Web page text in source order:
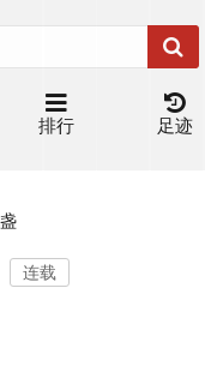
排行 足迹
连载